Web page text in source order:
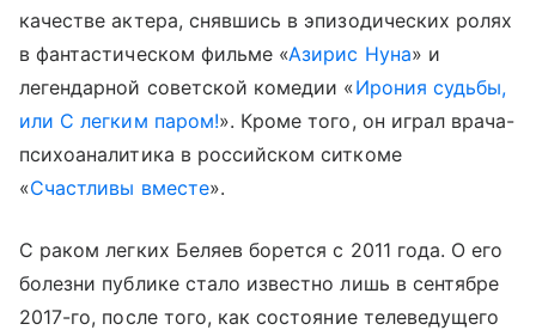
качестве актера, снявшись в эпизодических ролях
в фантастическом фильме «Азирис Нуна» и
легендарной советской комедии «Ирония судьбы,
или С легким паром!». Кроме того, он играл врача-
психоаналитика в российском ситкоме
«Счастливы вместе».
С раком легких Беляев борется с 2011 года. О его
болезни публике стало известно лишь в сентябре
2017-го, после того, как состояние телеведущего